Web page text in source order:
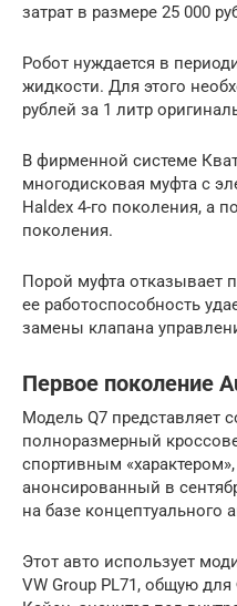
затрат в размере 25 000
Робот нуждается в
жидкости. Для этого
рублей за 1 литр
В фирменной системе
многодисковая муфта с
Haldex 4-го поколения, а
поколения.
Порой муфта отказывает
ее работоспособность
замены клапана
Первое поколение
Модель Q7 представляет
полноразмерный
спортивным
анонсированный в
на базе концептуального
Этот авто использует
VW Group PL71, общую